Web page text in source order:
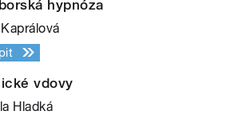
hypnóza
vdovy
Hladká